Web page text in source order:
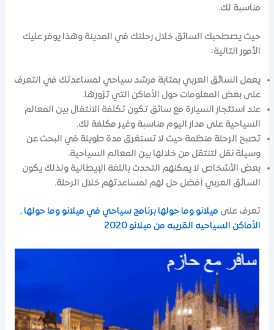
مناسبة لك.
حيث يصطحبك السائق خلال رحلتك في المدينة وهذا يوفر عليك
الأمور التالية:
يعمل السائق العربي بمثابة مرشد سياحي لمساعدتك في التعرف
على بعض المعلومات حول الأماكن التي تزورها.
عند استئجار السيارة مع سائق تكون تكلفة الانتقال بين المعالم
السياحية على مدار اليوم مناسبة وغير مكلفة لك.
تصبح الرحلة منظمة حيث لا تستغرق مدة طويلة في البحث عن
وسيلة نقل لتنتقل من خلالها بين المعالم السياحية.
بعض الأشخاص لا يمكنهم التحدث باللغة الإيطالية ولذلك يكون
السائق العربي أفضل حل لهم لمساعدتهم خلال الرحلة.
تعرف على ميلانو وما حولها برنامج سياحي في ميلانو وما حولها ,
الأماكن السياحيه القريبه من ميلانو 2020